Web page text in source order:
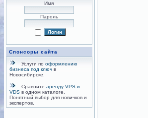
Имя
Пароль
Спонсоры сайта
Услуги по оформлению
бизнеса под ключв
Новосибирске.
Сравните аренду VPS и
VDSв одном каталоге.
Понятный выбор для новичков и
экспертов.